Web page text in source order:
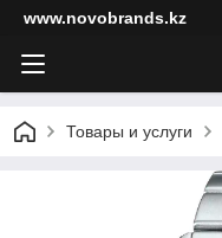
www.novobrands.kz
Товары и услуги